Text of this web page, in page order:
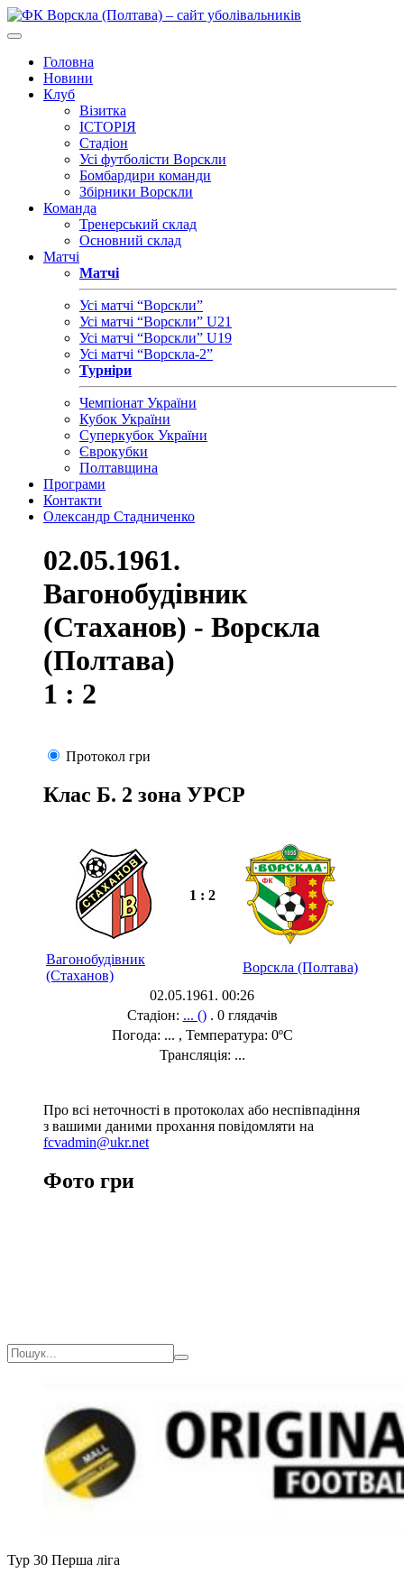
Головна
Новини
Клуб
Візитка
ІСТОРІЯ
Стадіон
Усі футболісти Ворскли
Бомбардири команди
Збірники Ворскли
Команда
Тренерський склад
Основний склад
Матчі
Матчі
Усі матчі “Ворскли”
Усі матчі “Ворскли” U21
Усі матчі “Ворскли” U19
Усі матчі “Ворскла-2”
Турніри
Чемпіонат України
Кубок України
Суперкубок України
Єврокубки
Полтавщина
Програми
Контакти
Олександр Стадниченко
02.05.1961.
Вагонобудівник
(Стаханов) - Ворскла
(Полтава)
1 : 2
Протокол гри
Клас Б. 2 зона УРСР
1 : 2
Вагонобудівник
(Стаханов)
Ворскла (Полтава)
02.05.1961. 00:26
Стадіон: ... (). 0 глядачів
Погода: ... , Температура: 0ºC
Трансляція: ...
Про всі неточності в протоколах або неспівпадіння
з вашими даними прохання повідомляти на
fcvadmin@ukr.net
Фото гри
Тур 30 Перша ліга